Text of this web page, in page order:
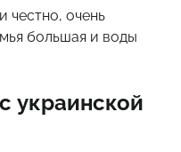
честно, очень
большая и воды
украинской